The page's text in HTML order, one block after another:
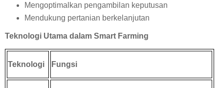
Mengoptimalkan pengambilan keputusan
Mendukung pertanian berkelanjutan
Teknologi Utama dalam Smart Farming
Teknologi Fungsi